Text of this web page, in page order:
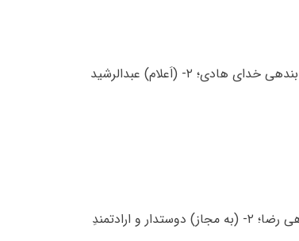
معنی اسم عبدالرشید عبدالرشید اسم پسرانه است، معنی عبدالرشید: (عربی) ۱- بندهی خدای هادی؛ ۲- (اَعلام) عبدالرشید
معنی اسم عبدالرضا عبدالرضا اسم پسرانه است، معنی عبدالرضا: (عربی) ۱- بندهی رضا؛ ۲- (به مجاز) دوستدار و ارادتمندِ